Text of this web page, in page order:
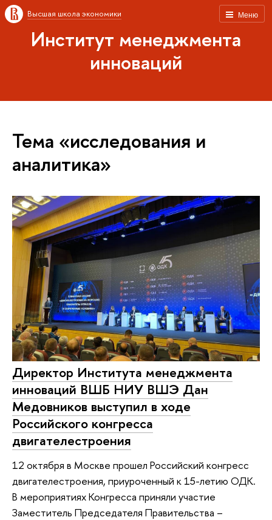
Меню
Высшая школа экономики
Институт менеджмента
инноваций
Тема «исследования и
аналитика»
Директор Института менеджмента
инноваций ВШБ НИУ ВШЭ Дан
Медовников выступил в ходе
Российского конгресса
двигателестроения
12 октября в Москве прошел Российский конгресс
двигателестроения, приуроченный к 15-летию ОДК.
В мероприятиях Конгресса приняли участие
Заместитель Председателя Правительства –